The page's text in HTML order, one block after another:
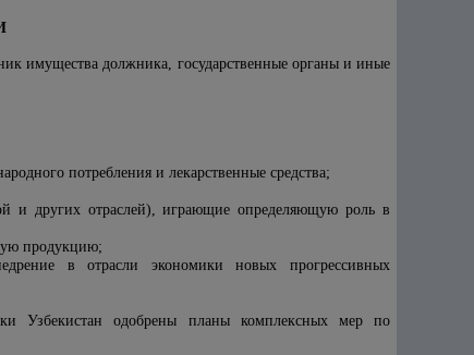
имущества должника, государственные органы и иные
потребления и лекарственные средства;
и других отраслей), играющие определяющую роль в
продукцию;
в отрасли экономики новых прогрессивных
Узбекистан одобрены планы комплексных мер по